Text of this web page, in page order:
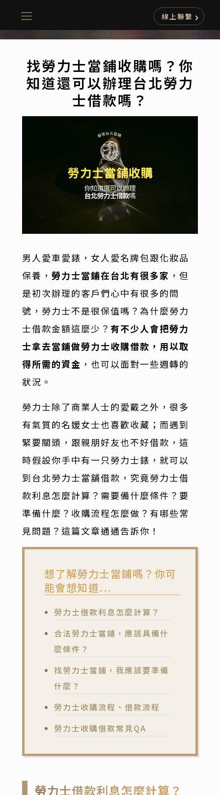
線上聯繫
找勞力士當鋪收購嗎？你
知道還可以辦理台北勞力
士借款嗎？
男人愛車愛錶，女人愛名牌包跟化妝品
保養， 勞力士當鋪在台北有很多家 ，但
是初次辦理的客戶們心中有很多的問
號，勞力士不是很保值嗎？為什麼勞力
士借款金額這麼少？ 有不少人會把勞力
士拿去當鋪做勞力士收購借款，用以取
得所需的資金 ，也可以面對一些週轉的
狀況。
勞力士除了商業人士的愛戴之外，很多
有氣質的名媛女士也喜歡收藏；而遇到
緊要關頭，跟親朋好友也不好借款，這
時假設你手中有一只勞力士錶，就可以
到台北勞力士當舖借款，究竟勞力士借
款利息怎麼計算？需要備什麼條件？要
準備什麼？收購流程怎麼做？有哪些常
見問題？這篇文章通通告訴你！
想了解勞力士當鋪嗎？你可
能會想知道...
勞力士借款利息怎麼計算？
合法勞力士當鋪，應該具備什
麼條件？
找勞力士當鋪，我應該要準備
什麼？
勞力士收購流程、借款流程
勞力士收購借款常見QA
勞力士借款利息怎麼計算？